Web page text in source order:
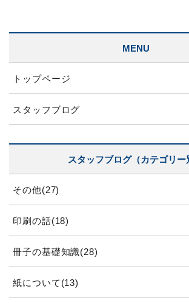
MENU
トップページ
スタッフブログ
スタッフブログ（カテゴリー
その他(27)
印刷の話(18)
冊子の基礎知識(28)
紙について(13)